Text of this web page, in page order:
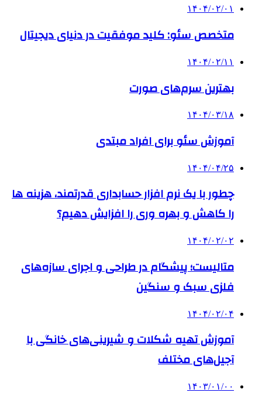
۱۴۰۴/۰۲/۰۱
متخصص سئو: کلید موفقیت در دنیای دیجیتال
۱۴۰۴/۰۲/۱۱
بهترین سرم‌های صورت
۱۴۰۴/۰۳/۱۸
آموزش سئو برای افراد مبتدی
۱۴۰۴/۰۴/۲۵
چطور با یک نرم افزار حسابداری قدرتمند، هزینه ها
را کاهش و بهره وری را افزایش دهیم؟
۱۴۰۴/۰۲/۰۲
متالیست؛ پیشگام در طراحی و اجرای سازه‌های
فلزی سبک و سنگین
۱۴۰۴/۰۲/۰۴
آموزش تهیه شکلات و شیرینی‌های خانگی با
آجیل‌های مختلف
۱۴۰۳/۰۱/۰۰